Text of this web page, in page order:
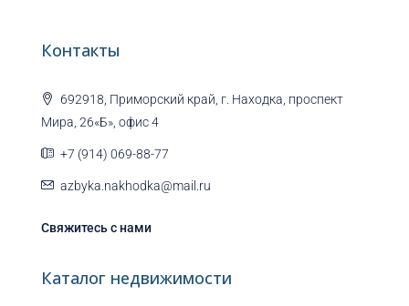
Контакты
692918, Приморский край, г. Находка, проспект
Мира, 26«Б», офис 4
+7 (914) 069-88-77
azbyka.nakhodka@mail.ru
Свяжитесь с нами
Каталог недвижимости